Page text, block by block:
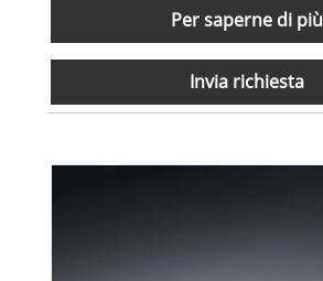
Per saperne di più
Invia richiesta